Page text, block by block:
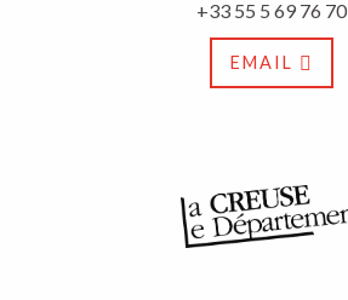
+33 55 5 69 76 70
EMAIL